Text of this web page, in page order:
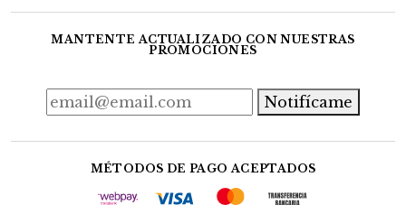
MANTENTE ACTUALIZADO CON NUESTRAS
PROMOCIONES
Notifícame
MÉTODOS DE PAGO ACEPTADOS